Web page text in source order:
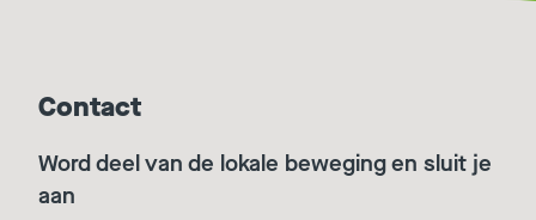
Contact
Word deel van de lokale beweging en sluit je
aan